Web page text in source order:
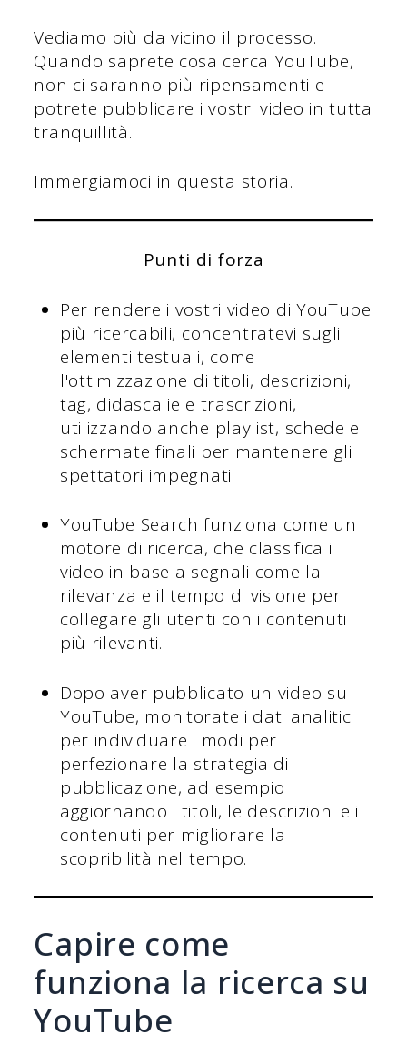
Vediamo più da vicino il processo.
Quando saprete cosa cerca YouTube,
non ci saranno più ripensamenti e
potrete pubblicare i vostri video in tutta
tranquillità.
Immergiamoci in questa storia.
Punti di forza
Per rendere i vostri video di YouTube
più ricercabili, concentratevi sugli
elementi testuali, come
l'ottimizzazione di titoli, descrizioni,
tag, didascalie e trascrizioni,
utilizzando anche playlist, schede e
schermate finali per mantenere gli
spettatori impegnati.
YouTube Search funziona come un
motore di ricerca, che classifica i
video in base a segnali come la
rilevanza e il tempo di visione per
collegare gli utenti con i contenuti
più rilevanti.
Dopo aver pubblicato un video su
YouTube, monitorate i dati analitici
per individuare i modi per
perfezionare la strategia di
pubblicazione, ad esempio
aggiornando i titoli, le descrizioni e i
contenuti per migliorare la
scopribilità nel tempo.
Capire come
funziona la ricerca su
YouTube